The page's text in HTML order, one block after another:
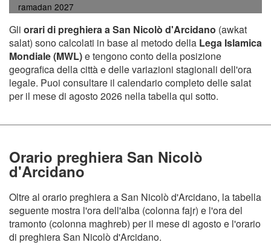
ramadan 2027
Gli orari di preghiera a San Nicolò d'Arcidano (awkat
salat) sono calcolati in base al metodo della Lega Islamica
Mondiale (MWL)e tengono conto della posizione
geografica della città e delle variazioni stagionali dell'ora
legale. Puoi consultare il calendario completo delle salat
per il mese di agosto 2026 nella tabella qui sotto.
Orario preghiera San Nicolò
d'Arcidano
Oltre al orario preghiera a San Nicolò d'Arcidano, la tabella
seguente mostra l'ora dell'alba (colonna fajr) e l'ora del
tramonto (colonna maghreb) per il mese di agosto e l'orario
di preghiera San Nicolò d'Arcidano.